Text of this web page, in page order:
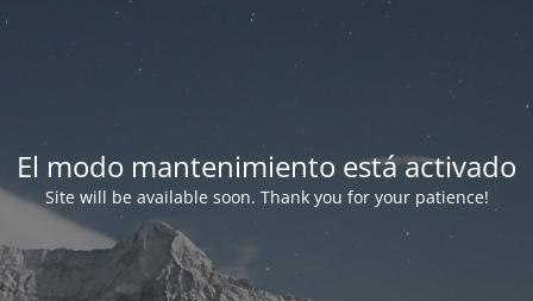
El modo mantenimiento está activado
Site will be available soon. Thank you for your patience!